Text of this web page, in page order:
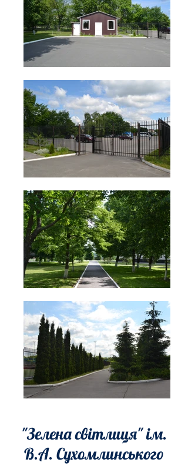
"Зелена світлиця" ім.
В.А. Сухомлинського